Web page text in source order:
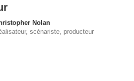
Nolan
scénariste, producteur